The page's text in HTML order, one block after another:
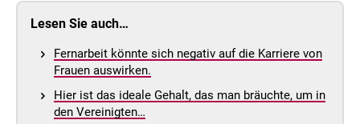
Lesen Sie auch…
Fernarbeit könnte sich negativ auf die Karriere von
Frauen auswirken.
Hier ist das ideale Gehalt, das man bräuchte, um in
den Vereinigten…